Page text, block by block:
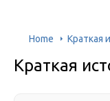
Home Краткая
Краткая